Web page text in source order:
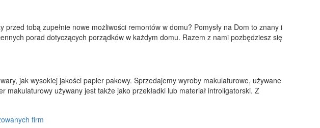
tobą zupełnie nowe możliwości remontów w domu? Pomysły na Dom to znany i
porad dotyczących porządków w każdym domu. Razem z nami pozbędziesz się
jak wysokiej jakości papier pakowy. Sprzedajemy wyroby makulaturowe, używane
makulaturowy używany jest także jako przekładki lub materiał introligatorski. Z
firm